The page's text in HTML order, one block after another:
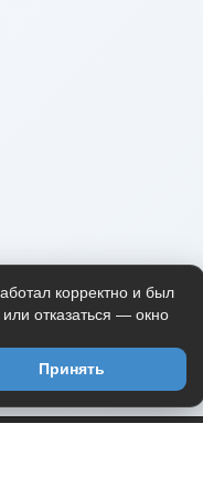
корректно и был
отказаться — окно
Принять